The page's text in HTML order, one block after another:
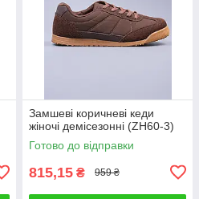
Замшеві коричневі кеди
жіночі демісезонні (ZH60-3)
Готово до відправки
815,15 ₴ 959 ₴